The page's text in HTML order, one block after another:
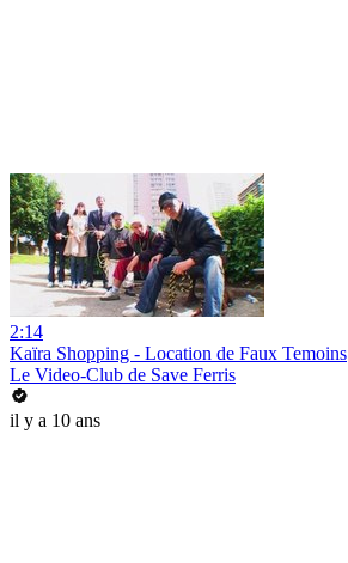
2:14
Kaïra Shopping - Location de Faux Temoins
Le Video-Club de Save Ferris
il y a 10 ans